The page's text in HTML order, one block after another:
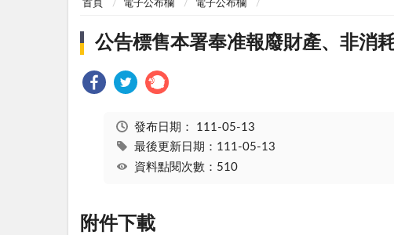
首頁 電子公布欄 電子公布欄
公告標售本署奉准報廢財產、非消
發布日期： 111-05-13
最後更新日期：111-05-13
資料點閱次數：510
附件下載